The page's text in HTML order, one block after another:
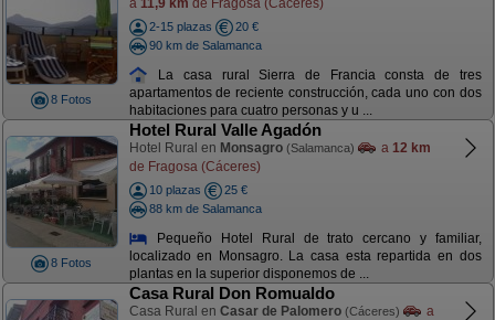
8 Fotos
a 11,9 km de Fragosa (Cáceres)
2-15 plazas
20 €
90 km de Salamanca
La casa rural Sierra de Francia consta de tres
apartamentos de reciente construcción, cada uno con dos
habitaciones para cuatro personas y u ...
8 Fotos
Hotel Rural Valle Agadón
Hotel Rural en Monsagro (Salamanca) a 12 km
de Fragosa (Cáceres)
10 plazas
25 €
88 km de Salamanca
Pequeño Hotel Rural de trato cercano y familiar,
localizado en Monsagro. La casa esta repartida en dos
plantas en la superior disponemos de ...
Casa Rural Don Romualdo
Casa Rural en Casar de Palomero (Cáceres)
a